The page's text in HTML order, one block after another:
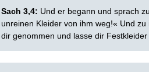
Sach 3,4: Und er begann und sprach
unreinen Kleider von ihm weg!« Und
dir genommen und lasse dir Fest­kleider